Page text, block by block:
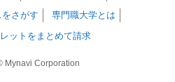
さがす
専門職大学とは
ットをまとめて請求
Mynavi Corporation